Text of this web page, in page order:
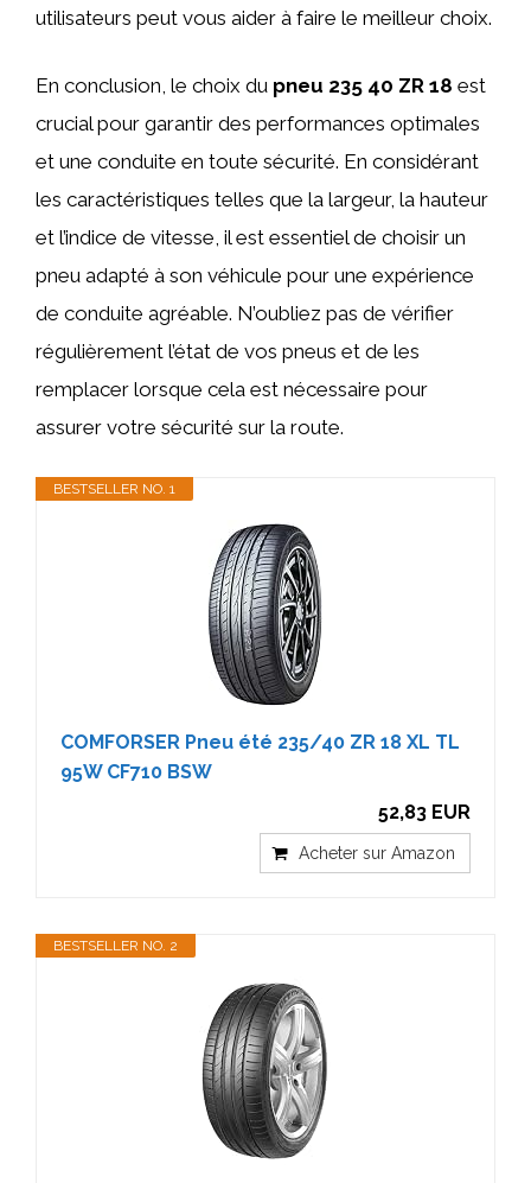
utilisateurs peut vous aider à faire le meilleur choix.
En conclusion, le choix du pneu 235 40 ZR 18 est
crucial pour garantir des performances optimales
et une conduite en toute sécurité. En considérant
les caractéristiques telles que la largeur, la hauteur
et l’indice de vitesse, il est essentiel de choisir un
pneu adapté à son véhicule pour une expérience
de conduite agréable. N’oubliez pas de vérifier
régulièrement l’état de vos pneus et de les
remplacer lorsque cela est nécessaire pour
assurer votre sécurité sur la route.
BESTSELLER NO. 1
COMFORSER Pneu été 235/40 ZR 18 XL TL
95W CF710 BSW
52,83 EUR
Acheter sur Amazon
BESTSELLER NO. 2